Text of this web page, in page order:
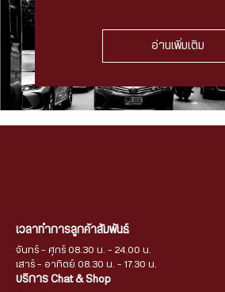
อ่านเพิ่มเติม
เวลาทำการลูกค้าสัมพันธ์
จันทร์ - ศุกร์ 08.30 น. - 24.00 น.
เสาร์ - อาทิตย์ 08.30 น. - 17.30 น.
บริการ Chat & Shop